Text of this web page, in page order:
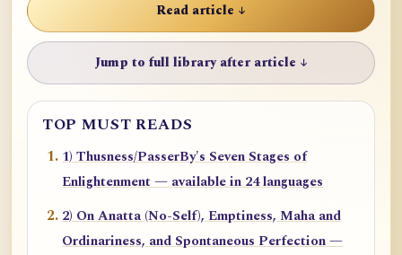
Read article ↓
Jump to full library after article ↓
TOP MUST READS
1) Thusness/PasserBy's Seven Stages of
Enlightenment — available in 24 languages
2) On Anatta (No-Self), Emptiness, Maha and
Ordinariness, and Spontaneous Perfection —